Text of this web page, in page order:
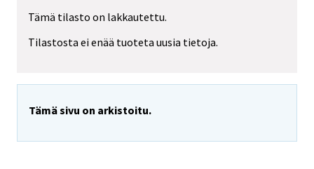
Tämä tilasto on lakkautettu.
Tilastosta ei enää tuoteta uusia tietoja.
Tämä sivu on arkistoitu.